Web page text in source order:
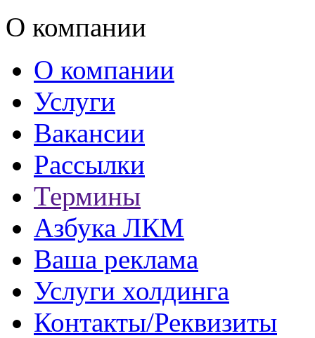
О компании
О компании
Услуги
Вакансии
Рассылки
Термины
Азбука ЛКМ
Ваша реклама
Услуги холдинга
Контакты/Реквизиты